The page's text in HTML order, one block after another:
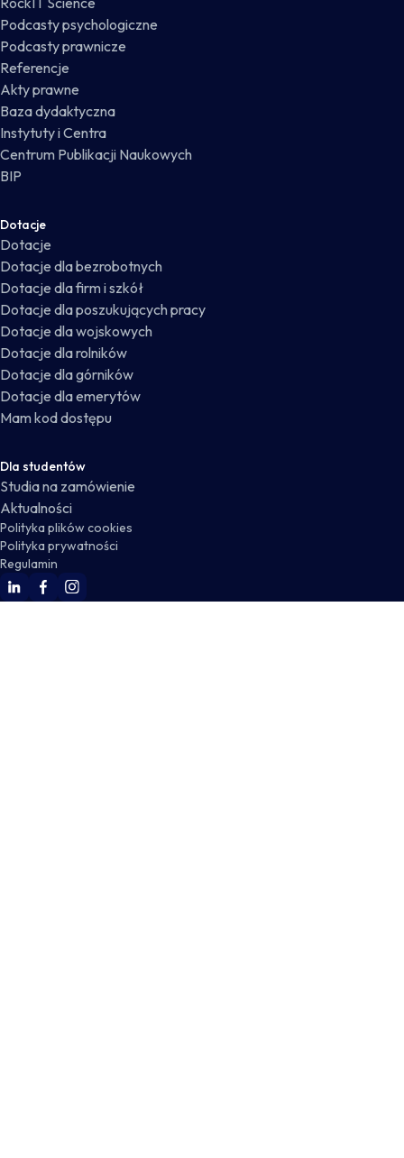
Podcasty psychologiczne
Podcasty prawnicze
Referencje
Akty prawne
Baza dydaktyczna
Instytuty i Centra
Centrum Publikacji Naukowych
BIP
Dotacje
Dotacje
Dotacje dla bezrobotnych
Dotacje dla firm i szkół
Dotacje dla poszukujących pracy
Dotacje dla wojskowych
Dotacje dla rolników
Dotacje dla górników
Dotacje dla emerytów
Mam kod dostępu
Dla studentów
Studia na zamówienie
Aktualności
Polityka plików cookies
Polityka prywatności
Regulamin
WSKZ Linkedin
WSKZ Facebook
WSKZ Instagram